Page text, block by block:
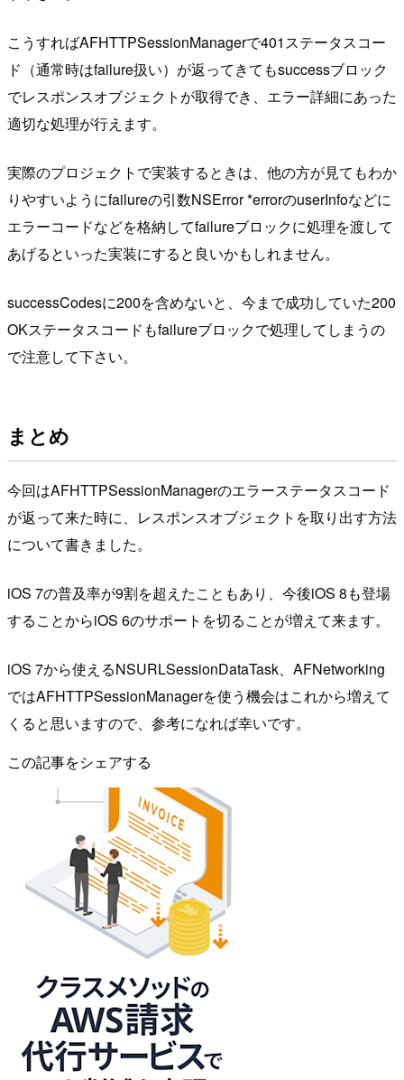
こうすればAFHTTPSessionManagerで401ステータスコー
ド（通常時はfailure扱い）が返ってきてもsuccessブロック
でレスポンスオブジェクトが取得でき、エラー詳細にあった
適切な処理が行えます。
実際のプロジェクトで実装するときは、他の方が見てもわか
りやすいようにfailureの引数NSError *errorのuserInfoなどに
エラーコードなどを格納してfailureブロックに処理を渡して
あげるといった実装にすると良いかもしれません。
successCodesに200を含めないと、今まで成功していた200
OKステータスコードもfailureブロックで処理してしまうの
で注意して下さい。
まとめ
今回はAFHTTPSessionManagerのエラーステータスコード
が返って来た時に、レスポンスオブジェクトを取り出す方法
について書きました。
iOS 7の普及率が9割を超えたこともあり、今後iOS 8も登場
することからiOS 6のサポートを切ることが増えて来ます。
iOS 7から使えるNSURLSessionDataTask、AFNetworking
ではAFHTTPSessionManagerを使う機会はこれから増えて
くると思いますので、参考になれば幸いです。
この記事をシェアする